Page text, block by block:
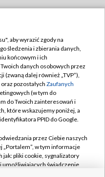
TVP
aby wyrazić zgody na
śledzenia i zbierania danych,
końcowym i ich
danych osobowych przez
(zwaną dalej również „TVP”),
oraz pozostałych Zaufanych
(w tym do
do Twoich zainteresowań i
które wskazujemy poniżej, a
PPID do Google.
przez Ciebie naszych
„Portalem”, w tym informacje
jak: pliki cookie, sygnalizatory
umożliwiających świadczenie